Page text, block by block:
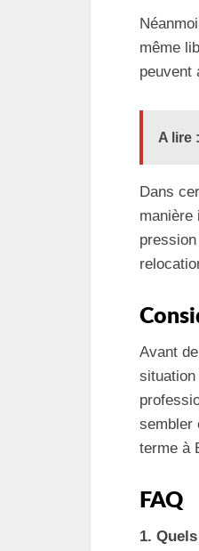
même
peuvent
A lire :
Dans
manière
Avant
sembler
terme à
FAQ
1.